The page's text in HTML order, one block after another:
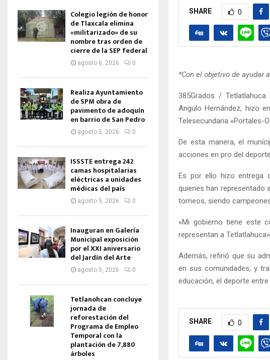
SHARE 0
*Con el objetivo de ayudar
385Grados /
Angulo Hernández, hizo
Telesecundaria «Portales-
De esta manera, el
acciones en pro del
Es por ello hizo entrega
quienes han representado
torneos, siendo
«Mi gobierno tiene este
representan a
Además, refirió que su
en sus comunidades, y
educación, el deporte
SHARE 0
Colegio legión de honor
de Tlaxcala elimina
«militarizado» de su
nombre tras orden de
cierre de la SEP federal
agosto 6, 2026 0
Realiza Ayuntamiento
de SPM obra de
pavimento de adoquín
en barrio de San Pedro
agosto 5, 2026 0
ISSSTE entrega 242
camas hospitalarias
eléctricas a unidades
médicas del país
agosto 5, 2026 0
Inauguran en Galería
Municipal exposición
por el XXI aniversario
del Jardín del Arte
agosto 5, 2026 0
Tetlanohcan concluye
jornada de
reforestación del
Programa de Empleo
Temporal con la
plantación de 7,880
árboles